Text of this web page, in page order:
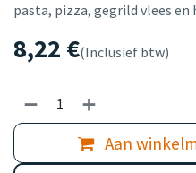
pasta, pizza, gegrild vlees en
8,22 €(Inclusief btw)
Aan